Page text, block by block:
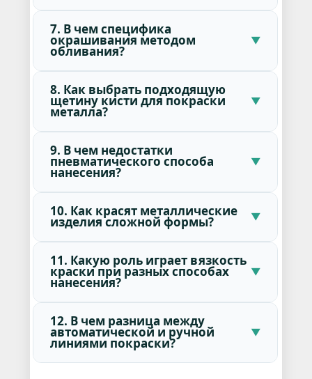
7. В чем специфика
окрашивания методом
обливания?
8. Как выбрать подходящую
щетину кисти для покраски
металла?
9. В чем недостатки
пневматического способа
нанесения?
10. Как красят металлические
изделия сложной формы?
11. Какую роль играет вязкость
краски при разных способах
нанесения?
12. В чем разница между
автоматической и ручной
линиями покраски?